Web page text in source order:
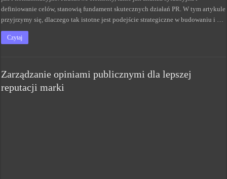
definiowanie celów, stanowią fundament skutecznych działań PR. W tym artykule
przyjrzymy się, dlaczego tak istotne jest podejście strategiczne w budowaniu i …
Czytaj
Zarządzanie opiniami publicznymi dla lepszej
reputacji marki